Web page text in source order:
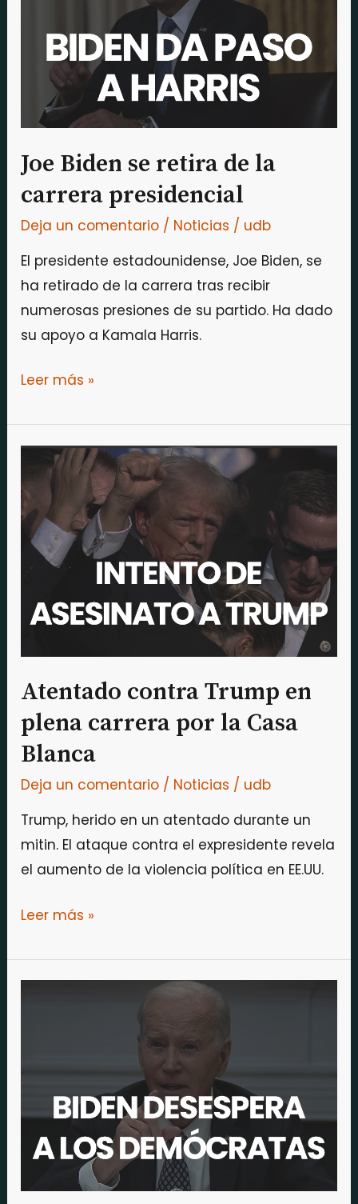
Joe Biden se retira de la
carrera presidencial
Deja un comentario / Noticias / udb
El presidente estadounidense, Joe Biden, se
ha retirado de la carrera tras recibir
numerosas presiones de su partido. Ha dado
su apoyo a Kamala Harris.
carrera
presidencial
Leer más »
Atentado contra Trump en
plena carrera por la Casa
Blanca
Deja un comentario / Noticias / udb
Trump, herido en un atentado durante un
mitin. El ataque contra el expresidente revela
el aumento de la violencia política en EE.UU.
Atentado
contra
Trump
en
plena
por
la
Casa
Blanca
Leer más »
Joe
Biden
sus